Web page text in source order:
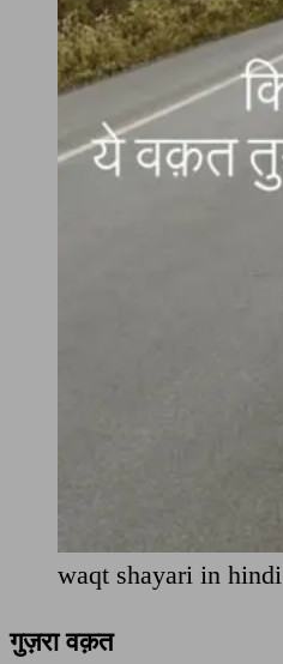
waqt shayari in hindi
गुज़रा वक़त